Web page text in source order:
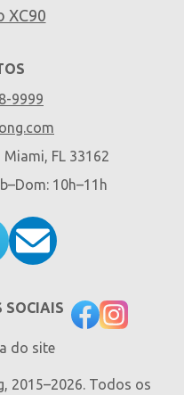
XC90
9999
FL 33162
10h–11h
SOCIAIS
do site
2015–2026. Todos os